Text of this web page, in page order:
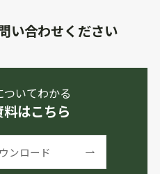
い合わせください
いてわかる
はこちら
ンロード